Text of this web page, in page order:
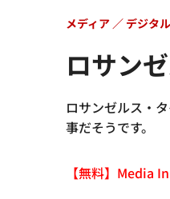
ロサン
ロサンゼルス・
事だそうです。
メディア デジタ
【無料】Media